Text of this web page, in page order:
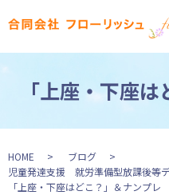
「上座・下座
HOME
ブログ
児童発達支援 就労準備型放課後等
「上座・下座はどこ？」＆ナンプレ